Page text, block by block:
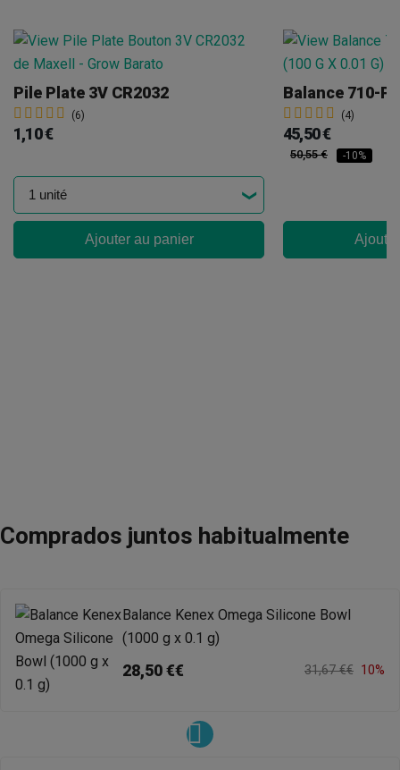
Pile Plate 3V CR2032
(6)
1,10 €
Ajouter au panier
(4)
45,50 €
50,55 € -10%
Comprados juntos habitualmente
Balance Kenex Omega Silicone Bowl
(1000 g x 0.1 g)
28,50 €€ 31,67 €€ 10%